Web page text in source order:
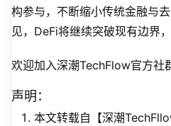
构参与，不断缩小传统金融与
见，DeFi将继续突破现有边界
欢迎加入深潮TechFlow官方社
声明：
本文转载自【深潮